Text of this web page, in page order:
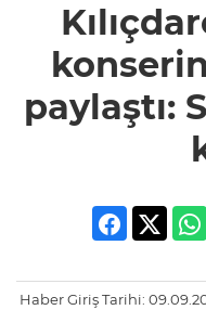
paylaştı:
Haber Giriş Tarihi: